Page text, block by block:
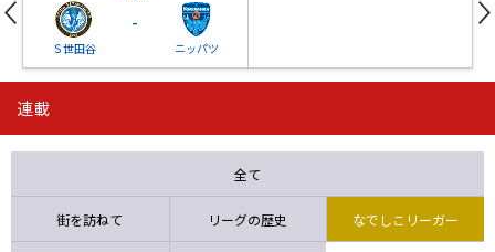
Ｓ世田谷
-
ニッパツ
ニッパツ 石人の星
連載
全て
街を訪ねて リーグの歴史 なでしこリーガー